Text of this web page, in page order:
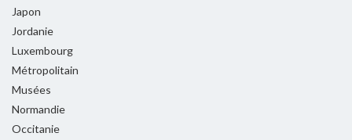
Japon
Jordanie
Luxembourg
Métropolitain
Musées
Normandie
Occitanie